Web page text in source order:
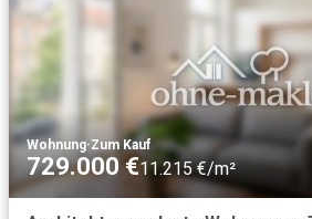
Wohnung·Zum Kauf
729.000 €11.215 €/m²